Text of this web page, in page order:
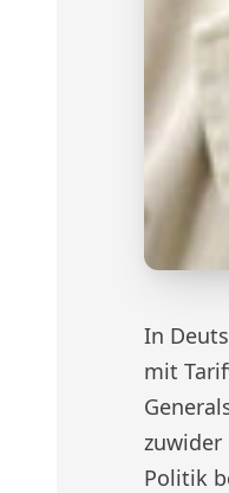
In
mit
zuwider
Politik